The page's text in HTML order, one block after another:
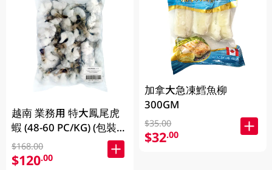
越南 業務用 特大鳳尾虎
蝦 (48-60 PC/KG) (包裝及
品牌隨機發放)
$168.00
$120.00
加拿大急凍鱈魚柳
300GM
$35.00
$32.00